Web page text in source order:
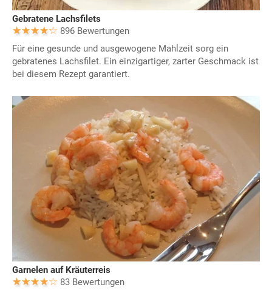
Gebratene Lachsfilets
896 Bewertungen
Für eine gesunde und ausgewogene Mahlzeit sorg ein
gebratenes Lachsfilet. Ein einzigartiger, zarter Geschmack ist
bei diesem Rezept garantiert.
Garnelen auf Kräuterreis
83 Bewertungen